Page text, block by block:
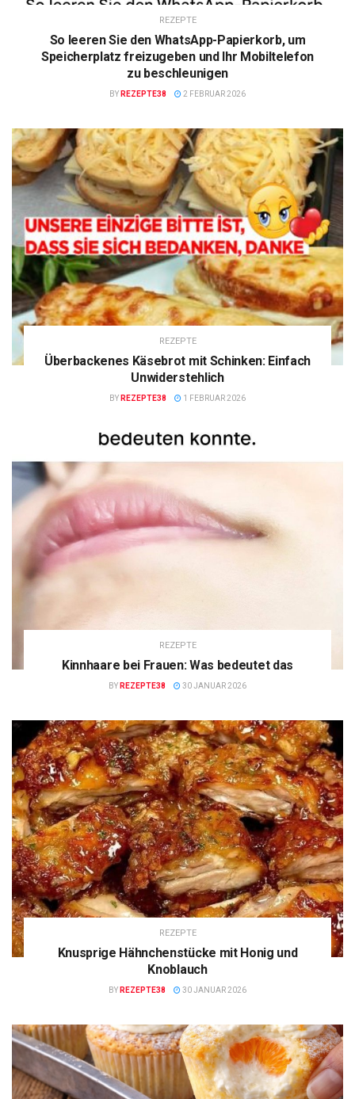
REZEPTE
So leeren Sie den WhatsApp-Papierkorb, um
Speicherplatz freizugeben und Ihr Mobiltelefon
zu beschleunigen
BY REZEPTE38 2 FEBRUAR 2026
REZEPTE
Überbackenes Käsebrot mit Schinken: Einfach
Unwiderstehlich
BY REZEPTE38 1 FEBRUAR 2026
REZEPTE
Kinnhaare bei Frauen: Was bedeutet das
BY REZEPTE38 30 JANUAR 2026
REZEPTE
Knusprige Hähnchenstücke mit Honig und
Knoblauch
BY REZEPTE38 30 JANUAR 2026